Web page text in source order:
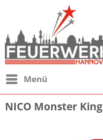
Menü
NICO Monster King